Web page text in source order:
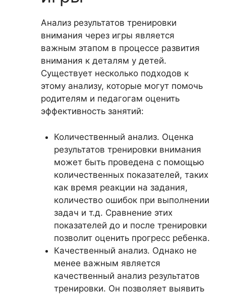
Анализ результатов тренировки
внимания через игры является
важным этапом в процессе развития
внимания к деталям у детей.
Существует несколько подходов к
этому анализу, которые могут помочь
родителям и педагогам оценить
эффективность занятий:
Количественный анализ. Оценка
результатов тренировки внимания
может быть проведена с помощью
количественных показателей, таких
как время реакции на задания,
количество ошибок при выполнении
задач и т.д. Сравнение этих
показателей до и после тренировки
позволит оценить прогресс ребенка.
Качественный анализ. Однако не
менее важным является
качественный анализ результатов
тренировки. Он позволяет выявить